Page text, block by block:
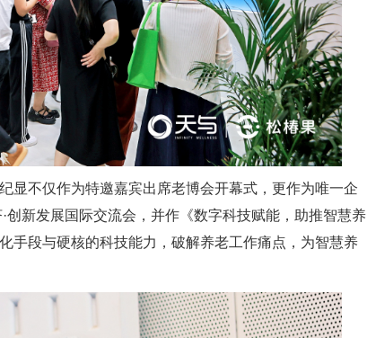
显不仅作为特邀嘉宾出席老博会开幕式，更作为唯一企
新发展国际交流会，并作《数字科技赋能，助推智慧养
手段与硬核的科技能力，破解养老工作痛点，为智慧养